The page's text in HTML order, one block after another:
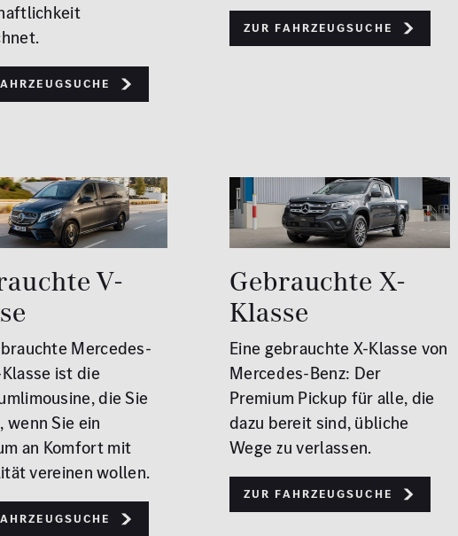
Zur Fahrzeugsuche
V-
Mercedes-
Klasse ist die
die Sie
wenn Sie ein
an Komfort mit
vereinen wollen.
Gebrauchte X-
Klasse
Eine gebrauchte X-Klasse von
Mercedes-Benz: Der
Premium Pickup für alle, die
dazu bereit sind, übliche
Wege zu verlassen.
Zur Fahrzeugsuche